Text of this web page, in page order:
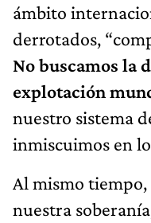
ámbito
derrotados,
No buscamos la
explotación
nuestro sistema
inmiscuimos en
Al mismo
nuestra